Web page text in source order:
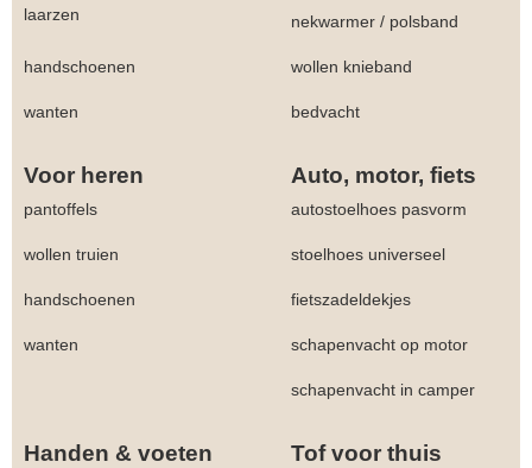
laarzen nekwarmer / polsband
handschoenen wollen knieband
wanten bedvacht
Voor heren Auto, motor, fiets
pantoffels autostoelhoes pasvorm
wollen truien stoelhoes universeel
handschoenen fietszadeldekjes
wanten schapenvacht op motor
schapenvacht in camper
Handen & voeten Tof voor thuis